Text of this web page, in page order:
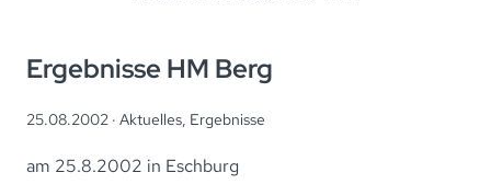
Ergebnisse HM Berg
25.08.2002 · Aktuelles, Ergebnisse
am 25.8.2002 in Eschburg